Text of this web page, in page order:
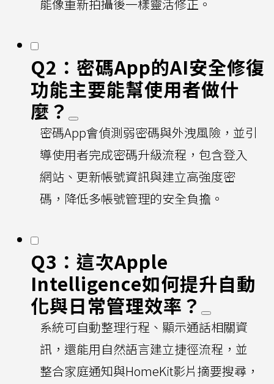
能像重新拍攝後一樣靈活修正。
Q2：密碼App的AI安全修復
功能主要能幫使用者做什
麼？
密碼App會偵測弱密碼與外洩風險，並引
導使用者完成密碼升級流程，包含登入
網站、更新帳號資訊與建立高強度密
碼，降低多帳號管理的安全負擔。
Q3：這次Apple
Intelligence如何提升自動
化與日常管理效率？
系統可自動整理行程、顯示通話相關資
訊，還能用自然語言建立捷徑流程，並
整合家庭通知與HomeKit影片摘要搜尋，